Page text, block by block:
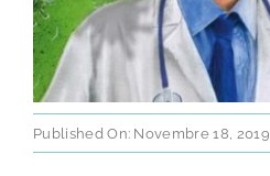
RISORSE
FAQ
Published On: Novembre 18, 2019